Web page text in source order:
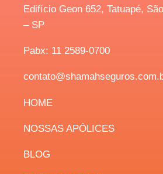
Edifício Geon 652, Tatuapé,
– SP
Pabx: 11 2589-0700
HOME
NOSSAS APÓLICES
BLOG